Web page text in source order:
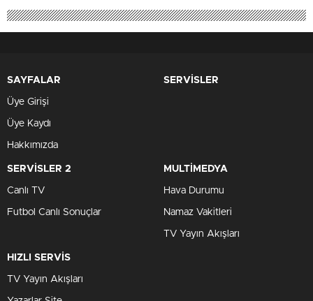
SAYFALAR
Üye Girişi
Üye Kaydı
Hakkımızda
SERVİSLER
SERVİSLER 2
Canlı TV
Futbol Canlı Sonuçlar
MULTİMEDYA
Hava Durumu
Namaz Vakitleri
TV Yayın Akışları
HIZLI SERVİS
TV Yayın Akışları